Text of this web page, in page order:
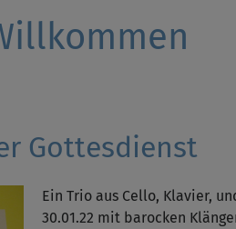
Gottesdienst
Ein Trio aus Cello, Klavier,
30.01.22 mit barocken